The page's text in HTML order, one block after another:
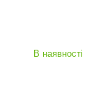
В наявності